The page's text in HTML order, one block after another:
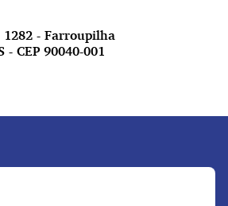
1282 - Farroupilha
- CEP 90040-001